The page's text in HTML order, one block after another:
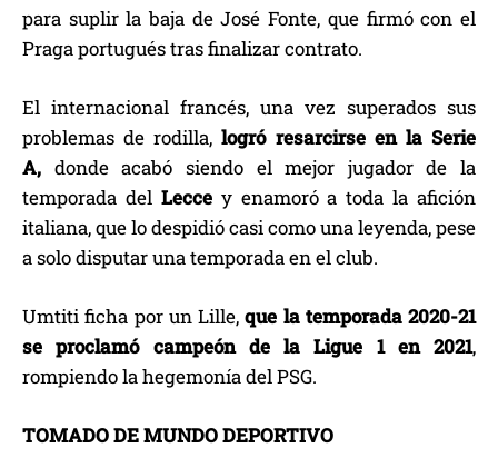
para suplir la baja de José Fonte, que firmó con el
Praga portugués tras finalizar contrato.
El internacional francés, una vez superados sus
problemas de rodilla,logró resarcirse en la Serie
A, donde acabó siendo el mejor jugador de la
temporada del Lecce y enamoró a toda la afición
italiana, que lo despidió casi como una leyenda, pese
a solo disputar una temporada en el club.
Umtiti ficha por un Lille,que la temporada 2020-21
se proclamó campeón de la Ligue 1 en 2021,
rompiendo la hegemonía del PSG.
TOMADO DE MUNDO DEPORTIVO